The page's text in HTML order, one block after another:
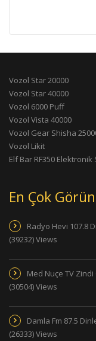
Vozol Star 20000
Vozol Star 40000
Vozol 6000 Puff
Vozol Vista 40000
Vozol Gear Shisha
Vozol Likit
Elf Bar RF350 Elektronik
En Çok
Radyo Hevi 107.8
(39232) Views
Med Nuçe TV Zindi
(30504) Views
Damla Fm 87.5
(26333) Views